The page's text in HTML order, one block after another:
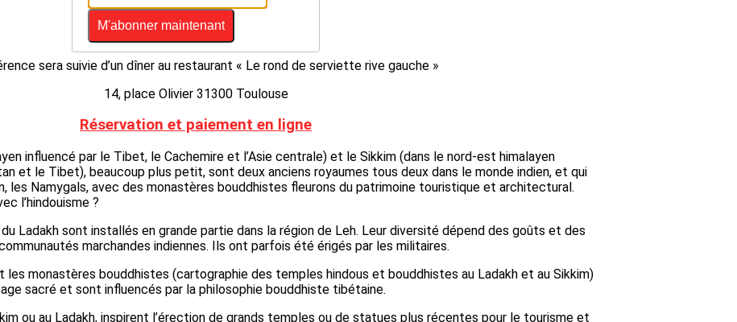
Conférence de Monsieur Olivier CHIRON
Docteur en géographie
sera suivie d’un dîner au restaurant « Le rond de serviette rive gauche »
14, place Olivier 31300 Toulouse
Réservation et paiement en ligne
influencé par le Tibet, le Cachemire et l’Asie centrale) et le Sikkim (dans le nord-est himalayen
et le Tibet), beaucoup plus petit, sont deux anciens royaumes tous deux dans le monde indien, et qui
les Namygals, avec des monastères bouddhistes fleurons du patrimoine touristique et architectural.
l’hindouisme ?
Ladakh sont installés en grande partie dans la région de Leh. Leur diversité dépend des goûts et des
marchandes indiennes. Ils ont parfois été érigés par les militaires.
les monastères bouddhistes (cartographie des temples hindous et bouddhistes au Ladakh et au Sikkim)
sacré et sont influencés par la philosophie bouddhiste tibétaine.
ou au Ladakh, inspirent l’érection de grands temples ou de statues plus récentes pour le tourisme et
M'abonner maintenant